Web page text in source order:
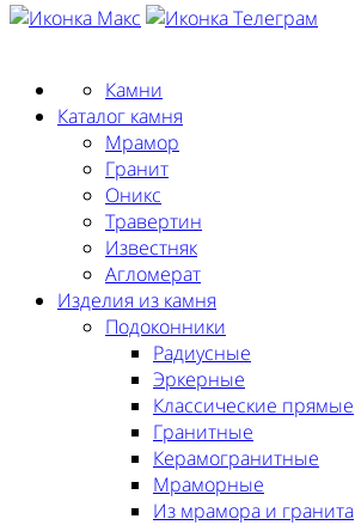
Камни
Каталог камня
Мрамор
Гранит
Оникс
Травертин
Известняк
Агломерат
Изделия из камня
Подоконники
Радиусные
Эркерные
Классические прямые
Гранитные
Керамогранитные
Мраморные
Из мрамора и гранита